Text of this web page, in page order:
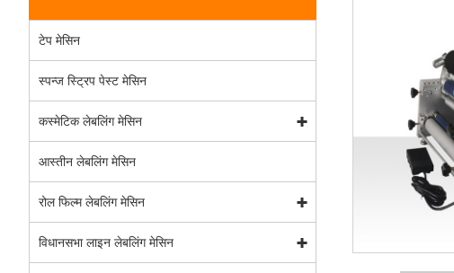
टेप मेसिन
स्पन्ज स्ट्रिप पेस्ट मेसिन
कस्मेटिक लेबलिंग मेसिन
आस्तीन लेबलिंग मेसिन
रोल फिल्म लेबलिंग मेसिन
विधानसभा लाइन लेबलिंग मेसिन